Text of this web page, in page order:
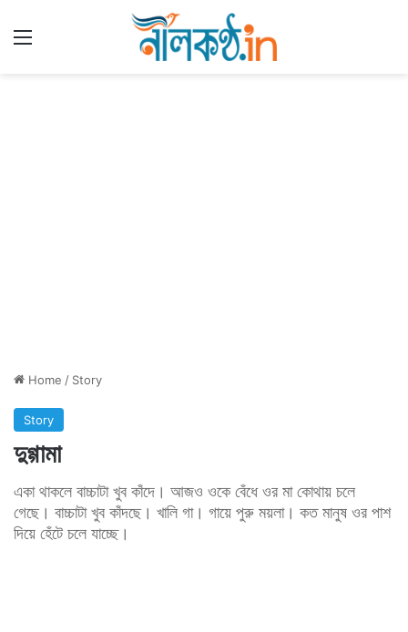
Home / Story
Story
দুগ্গামা
একা থাকলে বাচ্চাটা খুব কাঁদে। আজও ওকে বেঁধে ওর মা কোথায় চলে
গেছে। বাচ্চাটা খুব কাঁদছে। খালি গা। গায়ে পুরু ময়লা। কত মানুষ ওর পাশ
দিয়ে হেঁটে চলে যাচ্ছে।